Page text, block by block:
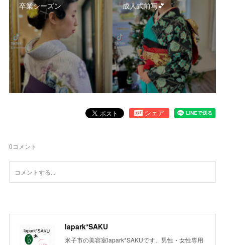
卒業シーズン 成人式前写💕
0コメント
lapark*SAKU
米子市の美容室lapark*SAKUです。男性・女性専用